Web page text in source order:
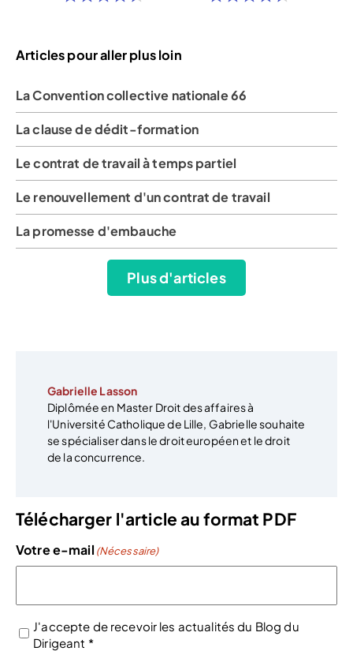
Articles pour aller plus loin
La Convention collective nationale 66
La clause de dédit-formation
Le contrat de travail à temps partiel
Le renouvellement d'un contrat de travail
La promesse d'embauche
Plus d'articles
Gabrielle Lasson
Diplômée en Master Droit des affaires à
l'Université Catholique de Lille, Gabrielle souhaite
se spécialiser dans le droit européen et le droit
de la concurrence.
Télécharger l'article au format PDF
Votre e-mail (Nécessaire)
(Nécessaire)
J'accepte de recevoir les actualités du Blog du
Dirigeant *